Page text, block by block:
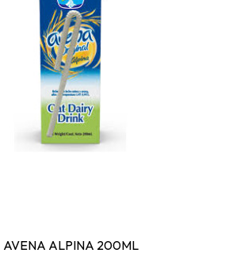
AVENA ALPINA 200ML